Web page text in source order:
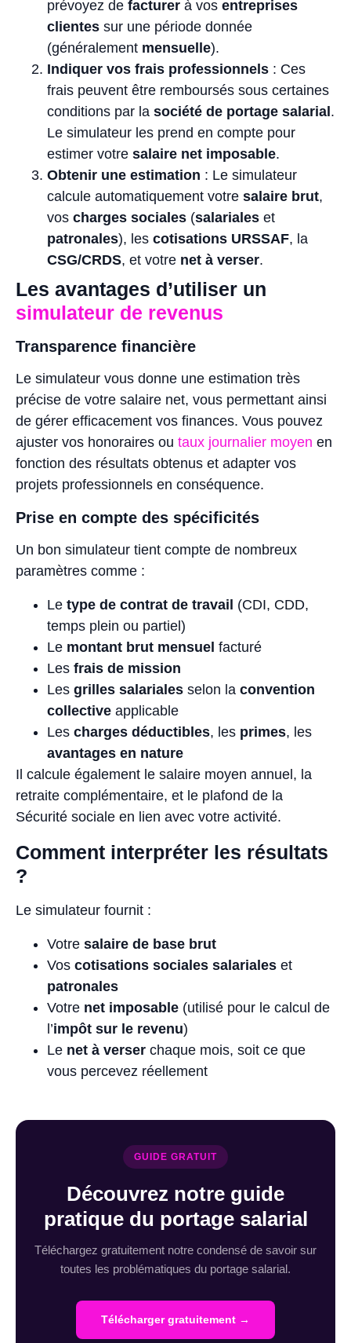
prévoyez de facturer à vos entreprises
clientes sur une période donnée
(généralement mensuelle).
Indiquer vos frais professionnels : Ces
frais peuvent être remboursés sous certaines
conditions par la société de portage salarial .
Le simulateur les prend en compte pour
estimer votre salaire net imposable.
Obtenir une estimation : Le simulateur
calcule automatiquement votre salaire brut,
vos charges sociales (salariales et
patronales), les cotisations URSSAF, la
CSG/CRDS, et votre net à verser.
Les avantages d’utiliser un
simulateur de revenus
Transparence financière
Le simulateur vous donne une estimation très
précise de votre salaire net, vous permettant ainsi
de gérer efficacement vos finances. Vous pouvez
ajuster vos honoraires ou taux journalier moyen en
fonction des résultats obtenus et adapter vos
projets professionnels en conséquence.
Prise en compte des spécificités
Un bon simulateur tient compte de nombreux
paramètres comme :
Le type de contrat de travail (CDI, CDD,
temps plein ou partiel)
Le montant brut mensuel facturé
Les frais de mission
Les grilles salariales selon la convention
collective applicable
Les charges déductibles, les primes, les
avantages en nature
Il calcule également le salaire moyen annuel, la
retraite complémentaire, et le plafond de la
Sécurité sociale en lien avec votre activité.
Comment interpréter les résultats
?
Le simulateur fournit :
Votre salaire de base brut
Vos cotisations sociales salariales et
patronales
Votre net imposable (utilisé pour le calcul de
l’impôt sur le revenu)
Le net à verser chaque mois, soit ce que
vous percevez réellement
GUIDE GRATUIT
Découvrez notre guide
pratique du portage salarial
Téléchargez gratuitement notre condensé de savoir sur
toutes les problématiques du portage salarial.
Télécharger gratuitement →